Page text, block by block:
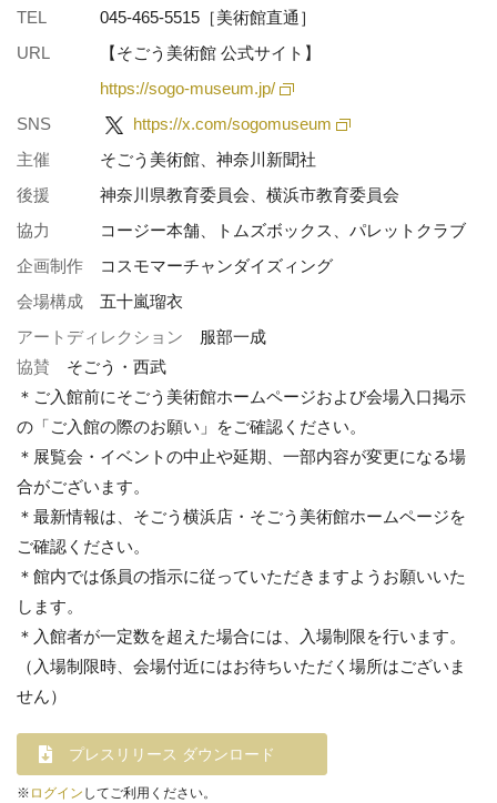
TEL
045-465-5515［美術館直通］
URL
【そごう美術館 公式サイト】
https://sogo-museum.jp/
SNS
https://x.com/sogomuseum
主催
そごう美術館、神奈川新聞社
後援
神奈川県教育委員会、横浜市教育委員会
協力
コージー本舗、トムズボックス、パレットクラブ
企画制作
コスモマーチャンダイズィング
会場構成
五十嵐瑠衣
アートディレクション 服部一成
協賛 そごう・西武
＊ご入館前にそごう美術館ホームページおよび会場入口掲示
の「ご入館の際のお願い」をご確認ください。
＊展覧会・イベントの中止や延期、一部内容が変更になる場
合がございます。
＊最新情報は、そごう横浜店・そごう美術館ホームページを
ご確認ください。
＊館内では係員の指示に従っていただきますようお願いいた
します。
＊入館者が一定数を超えた場合には、入場制限を行います。
（入場制限時、会場付近にはお待ちいただく場所はございま
せん）
プレスリリース ダウンロード
※ ログイン してご利用ください。